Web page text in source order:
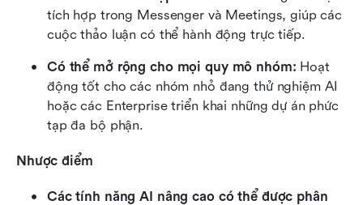
tích hợp trong Messenger và Meetings, giúp các
cuộc thảo luận có thể hành động trực tiếp.
Có thể mở rộng cho mọi quy mô nhóm: Hoạt
động tốt cho các nhóm nhỏ đang thử nghiệm AI
hoặc các Enterprise triển khai những dự án phức
tạp đa bộ phận.
Nhược điểm
Các tính năng AI nâng cao có thể được phân